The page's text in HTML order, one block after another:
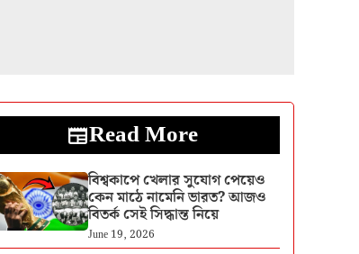
Read More
বিশ্বকাপে খেলার সুযোগ পেয়েও
কেন মাঠে নামেনি ভারত? আজও
বিতর্ক সেই সিদ্ধান্ত নিয়ে
June 19, 2026